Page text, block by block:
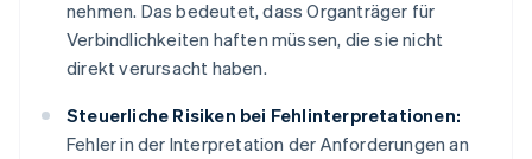
nehmen. Das bedeutet, dass Organträger für
Verbindlichkeiten haften müssen, die sie nicht
direkt verursacht haben.
Steuerliche Risiken bei Fehlinterpretationen:
Fehler in der Interpretation der Anforderungen an